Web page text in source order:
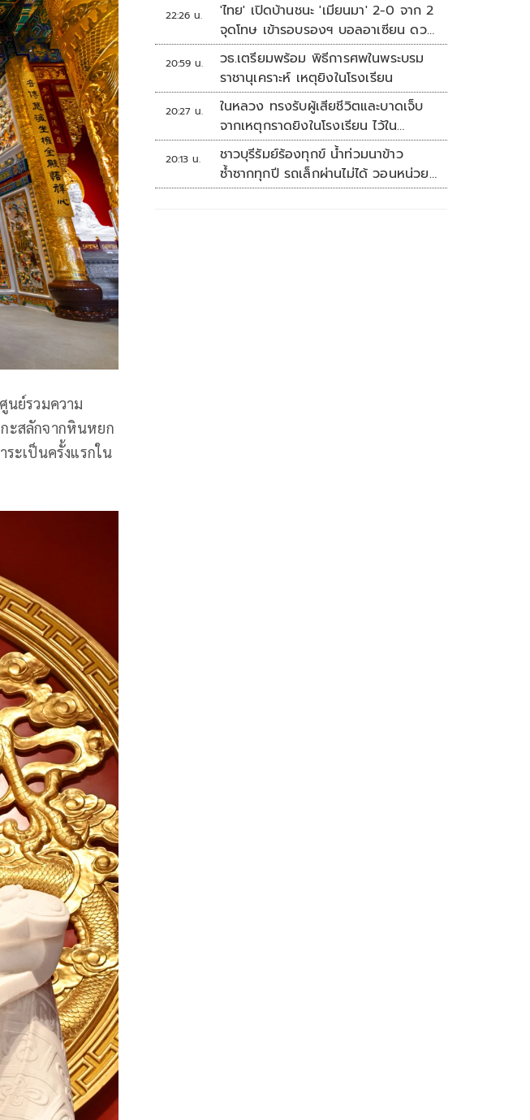
นย์รวมความ
ะสลักจากหินหยก
ะเป็นครั้งแรกใน
22:26 น.
'ไทย' เปิดบ้านชนะ 'เมียนมา' 2-0 จาก 2
จุดโทษ เข้ารอบรองฯ บอลอาเซียน ดวล
'สิงคโปร์'
20:59 น.
วธ.เตรียมพร้อม พิธีการศพในพระบรม
ราชานุเคราะห์ เหตุยิงในโรงเรียน
20:27 น.
ในหลวง ทรงรับผู้เสียชีวิตและบาดเจ็บ
จากเหตุกราดยิงในโรงเรียน ไว้ใน
พระบรมราชานุเคราะห์
20:13 น.
ชาวบุรีรัมย์ร้องทุกข์ น้ำท่วมนาข้าว
ซ้ำซากทุกปี รถเล็กผ่านไม่ได้ วอนหน่วย
งานเร่งแก้ไข